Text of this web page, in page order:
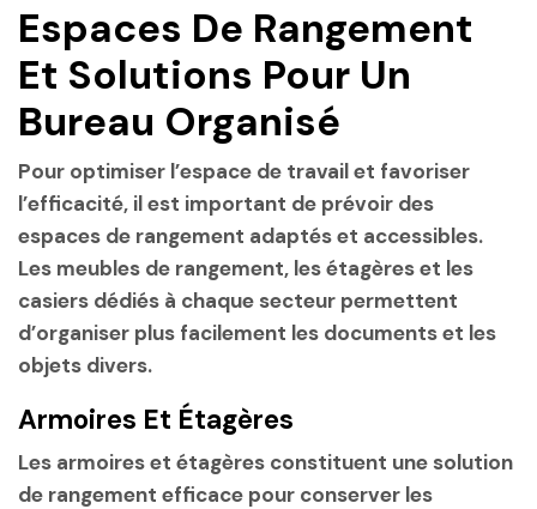
Espaces De Rangement
Et Solutions Pour Un
Bureau Organisé
Pour optimiser l’espace de travail et favoriser
l’efficacité, il est important de prévoir des
espaces de rangement adaptés et accessibles.
Les meubles de rangement, les étagères et les
casiers dédiés à chaque secteur permettent
d’organiser plus facilement les documents et les
objets divers.
Armoires Et Étagères
Les armoires et étagères constituent une solution
de rangement efficace pour conserver les